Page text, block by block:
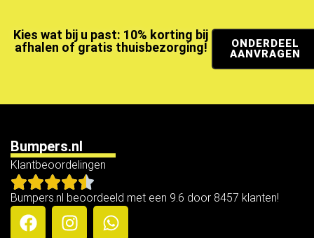
Kies wat bij u past: 10% korting bij
afhalen of gratis thuisbezorging!
ONDERDEEL
AANVRAGEN
Bumpers.nl
Klantbeoordelingen
Bumpers.nl beoordeeld met een 9.6 door 8457 klanten!